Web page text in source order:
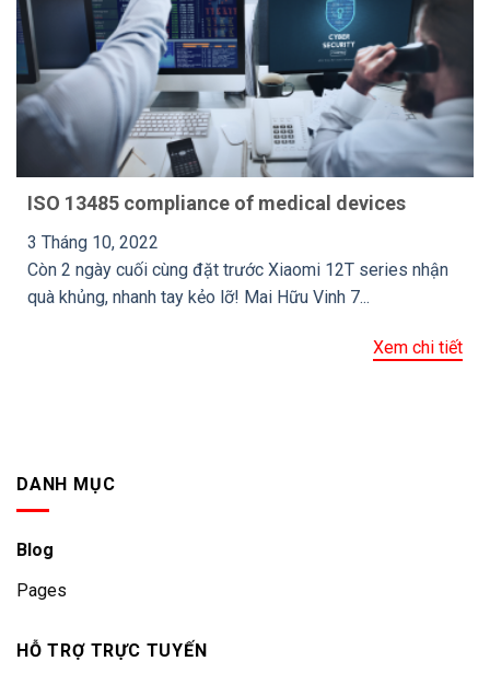
ISO 13485 compliance of medical devices
3 Tháng 10, 2022
Còn 2 ngày cuối cùng đặt trước Xiaomi 12T series nhận
quà khủng, nhanh tay kẻo lỡ! Mai Hữu Vinh 7...
Xem chi tiết
DANH MỤC
Blog
Pages
HỖ TRỢ TRỰC TUYẾN